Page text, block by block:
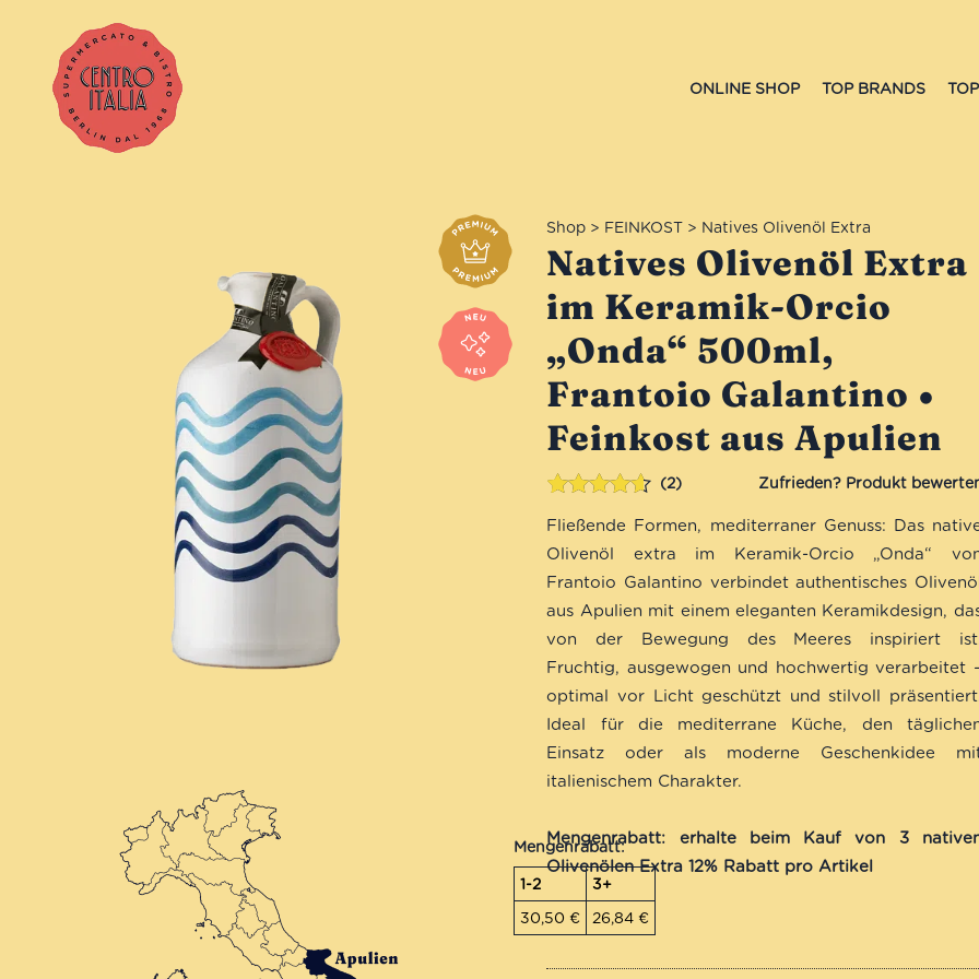
ONLINE SHOP TOP BRANDS
Shop > FEINKOST > Natives Olivenöl Extra
Natives Olivenöl Extra
im Keramik-Orcio
„Onda“ 500ml,
Frantoio Galantino •
Feinkost aus Apulien
mit4.50
von 5,
basierend
auf
Kundenbewertungen
2
Fließende Formen, mediterraner Genuss: Das
Olivenöl extra im Keramik-Orcio „Onda“
Frantoio Galantino verbindet authentisches
aus Apulien mit einem eleganten Keramikdesign,
von der Bewegung des Meeres inspiriert
Fruchtig, ausgewogen und hochwertig verarbeitet
optimal vor Licht geschützt und stilvoll
Ideal für die mediterrane Küche, den
Einsatz oder als moderne Geschenkidee
italienischem Charakter.
Mengenrabatt: erhalte beim Kauf von 3
Olivenölen Extra 12% Rabatt pro Artikel
Mengenrabatt:
1-2
3+
30,50€ 26,84€